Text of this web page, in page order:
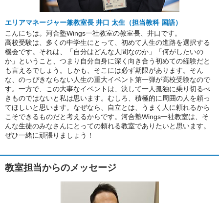
エリアマネージャー兼教室長 井口 太生（担当教科 国語）
こんにちは。河合塾Wings一社教室の教室長、井口です。
高校受験は、多くの中学生にとって、初めて人生の進路を選択する
機会です。それは、「自分はどんな人間なのか」「何がしたいの
か」ということ、つまり自分自身に深く向き合う初めての経験だと
も言えるでしょう。しかも、そこには必ず期限があります。そん
な、のっぴきならない人生の重大イベント第一弾が高校受験なので
す。一方で、この大事なイベントは、決して一人孤独に乗り切るべ
きものではないと私は思います。むしろ、積極的に周囲の人を頼っ
てほしいと思います。なぜなら、自立とは、うまく人に頼れるから
こそできるものだと考えるからです。河合塾Wings一社教室は、そ
んな生徒のみなさんにとっての頼れる教室でありたいと思います。
ぜひ一緒に頑張りましょう！
教室担当からのメッセージ